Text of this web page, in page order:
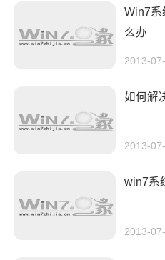
Win7系
么办
2013-
如何解
2013-
win7系
2013-